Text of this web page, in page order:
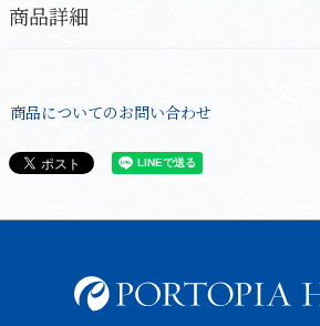
商品詳細
商品についてのお問い合わせ